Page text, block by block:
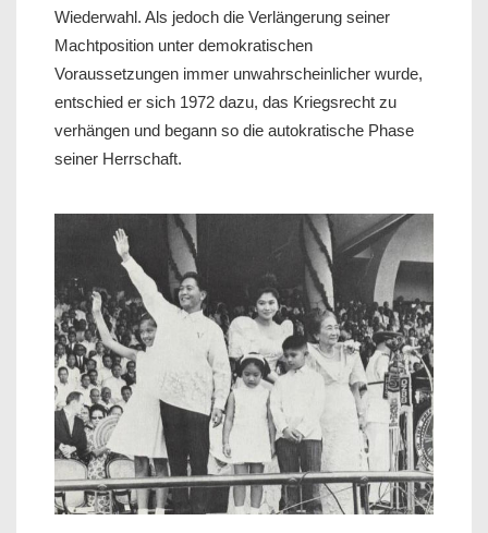
Wiederwahl. Als jedoch die Verlängerung seiner
Machtposition unter demokratischen
Voraussetzungen immer unwahrscheinlicher wurde,
entschied er sich 1972 dazu, das Kriegsrecht zu
verhängen und begann so die autokratische Phase
seiner Herrschaft.